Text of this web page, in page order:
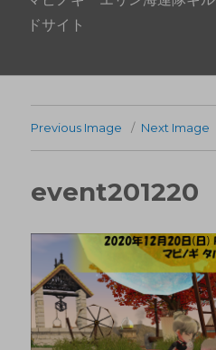
ドサイト
Previous Image Next Image
event201220